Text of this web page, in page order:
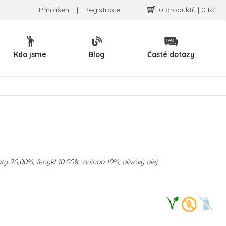
Přihlášení | Registrace 0 produktů | 0 Kč
Kdo jsme Blog Časté dotazy
20,00%, fenykl 10,00%, quinoa 10%, olivový olej